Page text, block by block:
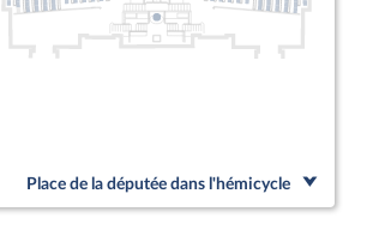
Place de la députée dans l'hémicycle